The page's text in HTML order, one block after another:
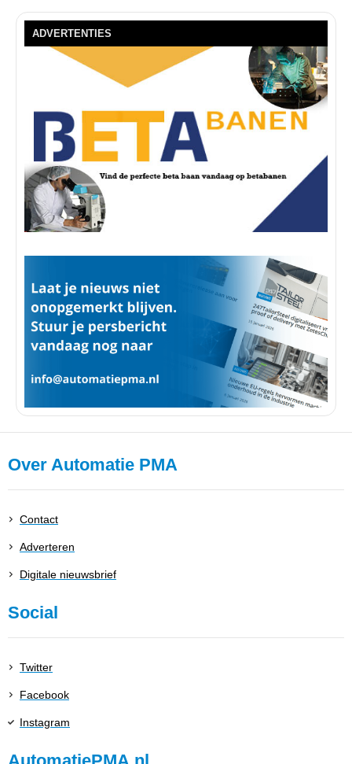
ADVERTENTIES
Over Automatie PMA
Contact
Adverteren
Digitale nieuwsbrief
Social
Twitter
Facebook
Instagram